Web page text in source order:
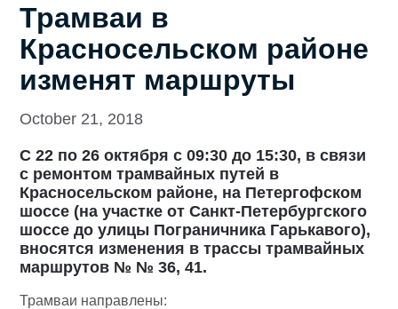
Трамваи в
Красносельском районе
изменят маршруты
October 21, 2018
С 22 по 26 октября с 09:30 до 15:30, в связи
с ремонтом трамвайных путей в
Красносельском районе, на Петергофском
шоссе (на участке от Санкт-Петербургского
шоссе до улицы Пограничника Гарькавого),
вносятся изменения в трассы трамвайных
маршрутов № № 36, 41.
Трамваи направлены: